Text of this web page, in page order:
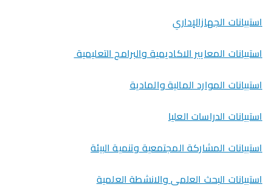
استبيانات الجهازالإداري
استبيانات المعايير الاكاديمية والبرامج التعليمية
استبيانات الموارد المالية والمادية
استبيانات الدراسات العليا
استبيانات المشاركة المجتمعية وتنمية البيئة
استبيانات البحث العلمى والانشطة العلمية